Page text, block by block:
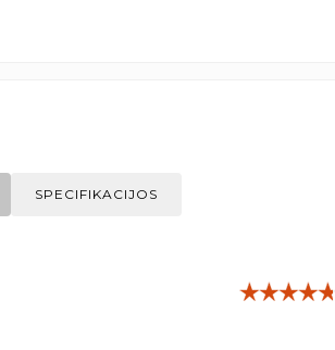
SPECIFIKACIJOS